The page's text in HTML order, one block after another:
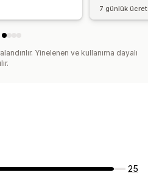
7 günlük
Yinelenen ve kullanıma dayalı
25